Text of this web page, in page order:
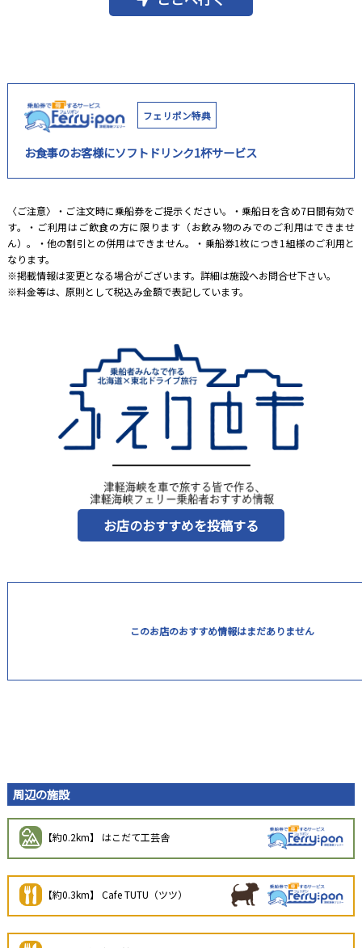
フェリポン特典
お食事のお客様にソフトドリンク1杯サービス
〈ご注意〉・ご注文時に乗船券をご提示ください。・乗船日を含め7日間有効で
す。・ご利用はご飲食の方に限ります（お飲み物のみでのご利用はできませ
ん）。・他の割引との併用はできません。・乗船券1枚につき1組様のご利用と
なります。
※掲載情報は変更となる場合がございます。詳細は施設へお問合せ下さい。
※料金等は、原則として税込み金額で表記しています。
お店のおすすめを投稿する
このお店のおすすめ情報はまだありません
周辺の施設
【約0.2km】 はこだて工芸舎
【約0.3km】 Cafe TUTU（ツツ）